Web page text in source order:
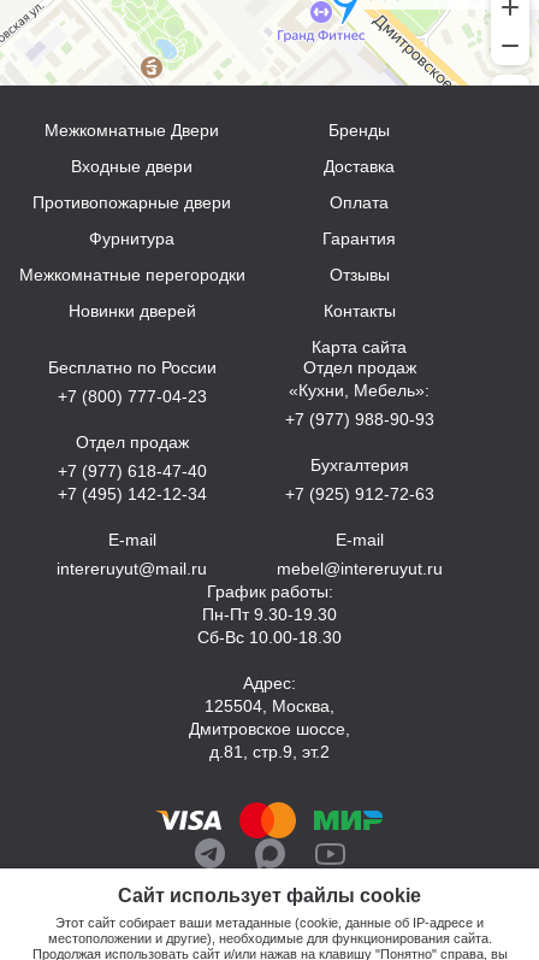
Сайт использует файлы cookie
Этот сайт собирает ваши метаданные (cookie, данные об IP-адресе и
местоположении и другие), необходимые для функционирования сайта.
Продолжая использовать сайт и/или нажав на клавишу "Понятно" справа, вы
Межкомнатные Двери
Входные двери
Противопожарные двери
Фурнитура
Межкомнатные перегородки
Новинки дверей
Бренды
Доставка
Оплата
Гарантия
Отзывы
Контакты
Карта сайта
Бесплатно по России
+7 (800) 777-04-23
Отдел продаж
+7 (977) 618-47-40
+7 (495) 142-12-34
E-mail
intereruyut@mail.ru
Отдел продаж
«Кухни, Мебель»:
+7 (977) 988-90-93
Бухгалтерия
+7 (925) 912-72-63
E-mail
mebel@intereruyut.ru
График работы:
Пн-Пт 9.30-19.30
Сб-Вс 10.00-18.30
Адрес:
125504, Москва,
Дмитровское шоссе,
д.81, стр.9, эт.2